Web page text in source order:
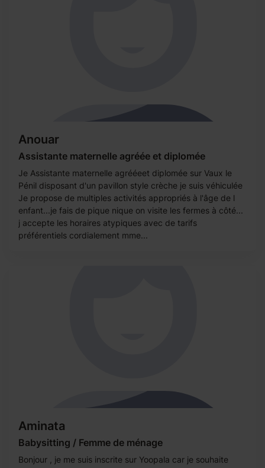
Anouar
Assistante maternelle agréée et diplomée
Je Assistante maternelle agrééeet diplomée sur Vaux le
Pénil disposant d'un pavillon style crèche je suis véhiculée
Je propose de multiples activités appropriés à l'âge de l
enfant...je fais de pique nique on visite les fermes à côté...
j accepte les horaires atypiques avec de tarifs
préférentiels cordialement mme...
Aminata
Babysitting / Femme de ménage
Bonjour , je me suis inscrite sur Yoopala car je souhaite